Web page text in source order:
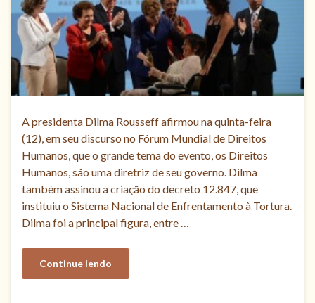
A presidenta Dilma Rousseff afirmou na quinta-feira
(12), em seu discurso no Fórum Mundial de Direitos
Humanos, que o grande tema do evento, os Direitos
Humanos, são uma diretriz de seu governo. Dilma
também assinou a criação do decreto 12.847, que
instituiu o Sistema Nacional de Enfrentamento à Tortura.
Dilma foi a principal figura, entre …
Continue lendo